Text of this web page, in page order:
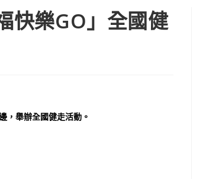
快樂GO」全國健
，舉辦全國健走活動。